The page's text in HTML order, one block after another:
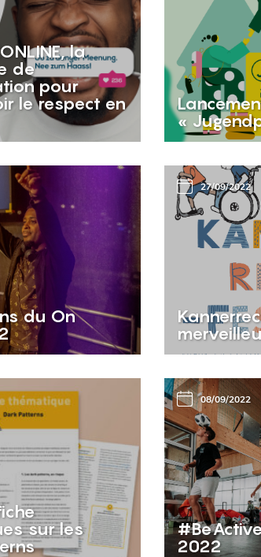
la
de
pour
le respect en
«
du On
27/09/2022
sur les
08/09/2022
2022